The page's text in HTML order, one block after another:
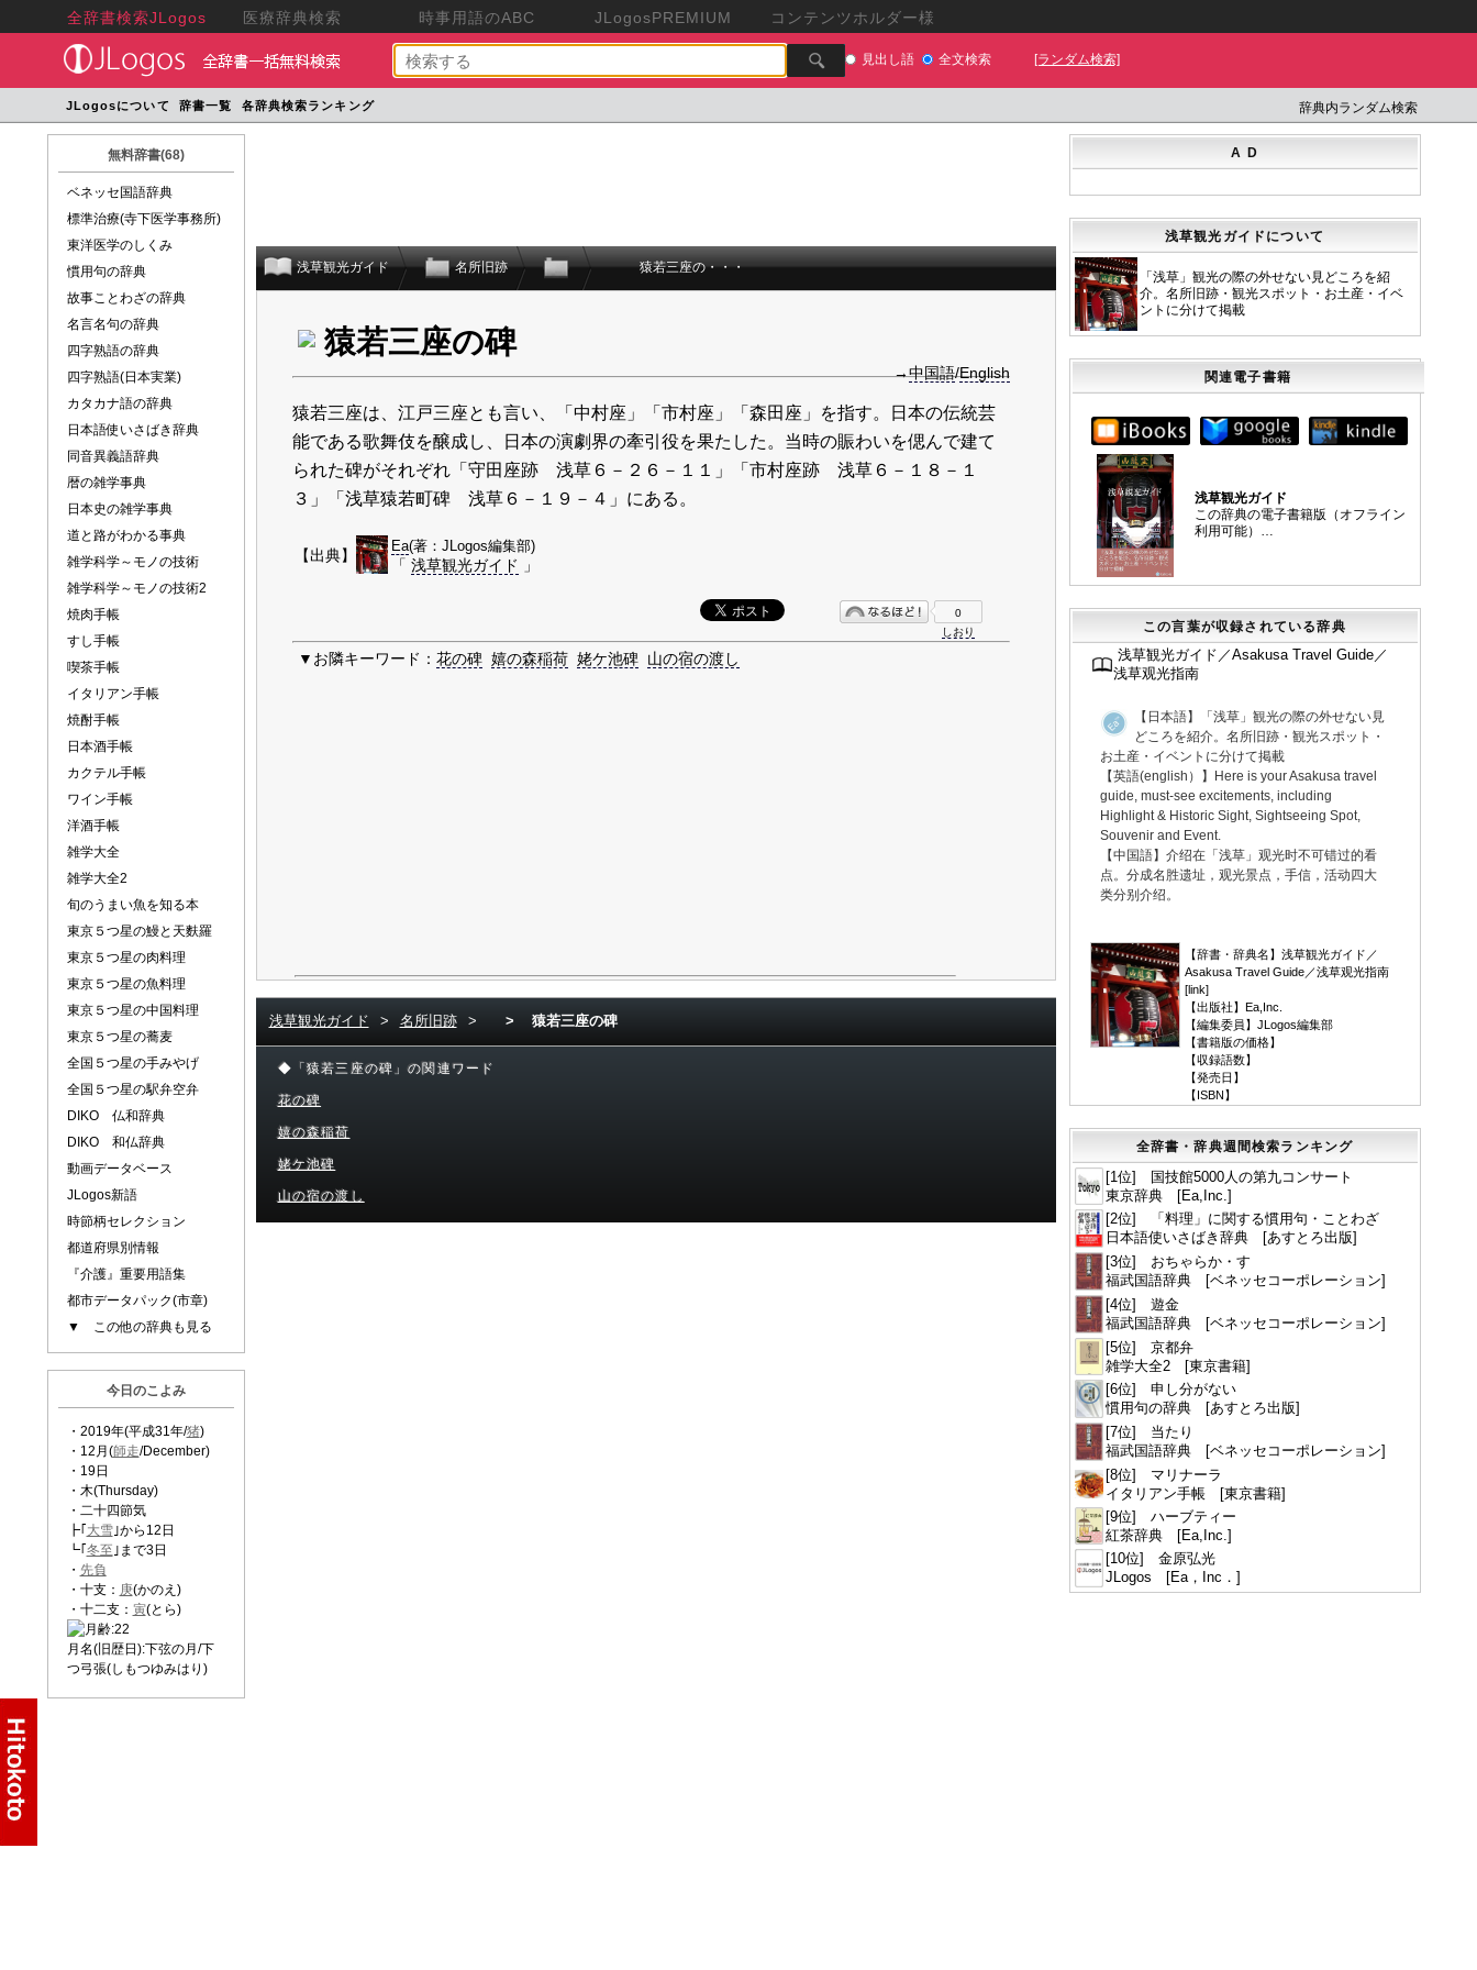
全辞書検索JLogos 医療辞典検索 時事用語のABC JLogosPREMIUM コンテンツホルダー様
見出し語 全文検索 [ランダム検索]
JLogosについて 辞書一覧 各辞典検索ランキング 辞典内ランダム検索
無料辞書(68)
ベネッセ国語辞典
標準治療(寺下医学事務所)
東洋医学のしくみ
慣用句の辞典
故事ことわざの辞典
名言名句の辞典
四字熟語の辞典
四字熟語(日本実業)
カタカナ語の辞典
日本語使いさばき辞典
同音異義語辞典
暦の雑学事典
日本史の雑学事典
道と路がわかる事典
雑学科学～モノの技術
雑学科学～モノの技術2
焼肉手帳
すし手帳
喫茶手帳
イタリアン手帳
焼酎手帳
日本酒手帳
カクテル手帳
ワイン手帳
洋酒手帳
雑学大全
雑学大全2
旬のうまい魚を知る本
東京５つ星の鰻と天麩羅
東京５つ星の肉料理
東京５つ星の魚料理
東京５つ星の中国料理
東京５つ星の蕎麦
全国５つ星の手みやげ
全国５つ星の駅弁空弁
DIKO 仏和辞典
DIKO 和仏辞典
動画データベース
JLogos新語
時節柄セレクション
都道府県別情報
『介護』重要用語集
都市データパック(市章)
▼ この他の辞典も見る
今日のこよみ
・2019年(平成31年/猪)
・12月(師走/December)
・19日
・木(Thursday)
・二十四節気
┣｢ 大雪｣から12日
┗｢ 冬至 ｣まで3日
・ 先負
・十支： 庚(かのえ)
・十二支： 寅(とら)
月名(旧歴日):下弦の月/下
つ弓張(しもつゆみはり)
浅草観光ガイド 名所旧跡 猿若三座の・・・
猿若三座の碑
→中国語/English
猿若三座は、江戸三座とも言い、「中村座」「市村座」「森田座」を指す。日本の伝統芸
能である歌舞伎を醸成し、日本の演劇界の牽引役を果たした。当時の賑わいを偲んで建て
られた碑がそれぞれ「守田座跡 浅草６－２６－１１」「市村座跡 浅草６－１８－１
３」「浅草猿若町碑 浅草６－１９－４」にある。
【出典】
Ea(著：JLogos編集部)
「 浅草観光ガイド 」
0
しおり
▼お隣キーワード： 花の碑 嬉の森稲荷 姥ケ池碑 山の宿の渡し
浅草観光ガイド > 名所旧跡 > > 猿若三座の碑
◆「猿若三座の碑」の関連ワード
花の碑
嬉の森稲荷
姥ケ池碑
山の宿の渡し
A D
浅草観光ガイドについて
「浅草」観光の際の外せない見どころを紹
介。名所旧跡・観光スポット・お土産・イベ
ントに分けて掲載
関連電子書籍
浅草観光ガイド
この辞典の電子書籍版（オフライン
利用可能）…
この言葉が収録されている辞典
浅草観光ガイド／Asakusa Travel Guide／
浅草观光指南
【日本語】「浅草」観光の際の外せない見
どころを紹介。名所旧跡・観光スポット・
お土産・イベントに分けて掲載
【英語(english）】Here is your Asakusa travel
guide, must-see excitements, including
Highlight & Historic Sight, Sightseeing Spot,
Souvenir and Event.
【中国語】介绍在「浅草」观光时不可错过的看
点。分成名胜遗址，观光景点，手信，活动四大
类分别介绍。
【辞書・辞典名】浅草観光ガイド／
Asakusa Travel Guide／浅草观光指南
[link]
【出版社】Ea,Inc.
【編集委員】JLogos編集部
【書籍版の価格】
【収録語数】
【発売日】
【ISBN】
全辞書・辞典週間検索ランキング
[1位] 国技館5000人の第九コンサート
東京辞典 [Ea,Inc.]
[2位] 「料理」に関する慣用句・ことわざ
日本語使いさばき辞典 [あすとろ出版]
[3位] おちゃらか・す
福武国語辞典 [ベネッセコーポレーション]
[4位] 遊金
福武国語辞典 [ベネッセコーポレーション]
[5位] 京都弁
雑学大全2 [東京書籍]
[6位] 申し分がない
慣用句の辞典 [あすとろ出版]
[7位] 当たり
福武国語辞典 [ベネッセコーポレーション]
[8位] マリナーラ
イタリアン手帳 [東京書籍]
[9位] ハーブティー
紅茶辞典 [Ea,Inc.]
[10位] 金原弘光
JLogos [Ea，Inc．]